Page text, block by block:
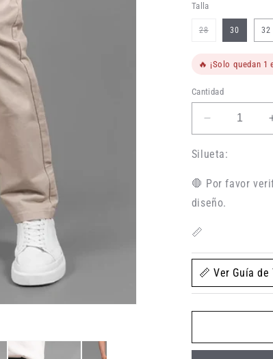
Talla
28Variante
disponible
30 32
🔥 ¡Solo quedan
Cantidad
Reducir
cantidad
para
Dril
de
Colores
Silueta:
🛑 Por favor
diseño.
📏
📏 Ver Guía de